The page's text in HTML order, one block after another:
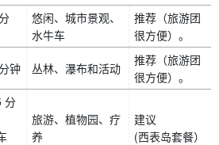
悠闲、城市景观、
水牛车
推荐（旅游团
很方便）。
钟 丛林、瀑布和活动
推荐（旅游团
很方便）。
分
旅游、植物园、疗
养
建议
(西表岛套餐）